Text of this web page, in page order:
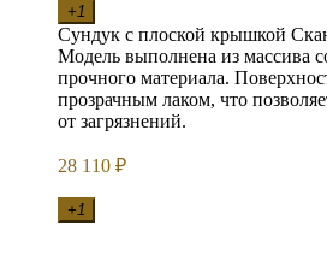
+1
Сундук с плоской крышкой
Модель выполнена из массива
прочного материала.
прозрачным лаком, что
от загрязнений.
28 110 ₽
+1